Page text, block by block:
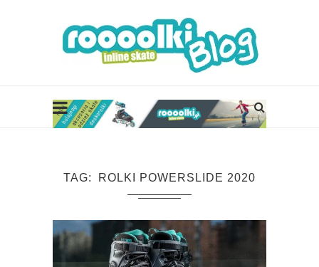
TAG ROLKI POWERSLIDE 2020